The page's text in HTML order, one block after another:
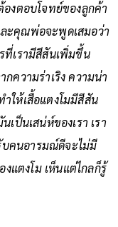
องตอบโจทย์ของลูกค้า
ละคุณพ่อจะพูดเสมอว่า
ที่เรามีสีสันเพิ่มขึ้น
ความร่าเริง ความน่า
ให้เสื้อแตงโมมีสีสัน
เป็นเสน่ห์ของเรา เรา
บคนอารมณ์ดีจะไม่มี
งแตงโม เห็นแต่ไกลก็รู้